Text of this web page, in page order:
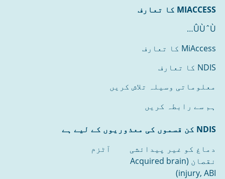
MIACCESS کا تعارف
ÛÙˆÙ…
MiAccess کا تعارف
NDIS کا تعارف
معلوماتی وسیلہ تلاش کریں
ہم سے رابطہ کریں
NDIS کن قسموں کی معذوریوں کے لیے ہے
دماغ کو غیر پیدائشی
نقصان (Acquired brain
injury, ABI)
آٹزم